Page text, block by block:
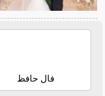
فال حافظ